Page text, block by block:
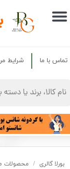
حساب کاربری من
سفارشات
خروج از حساب
تماس با ما شرایط
بورلا گالری محصولات